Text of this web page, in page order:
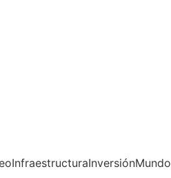
InfraestructuraInversiónMundo